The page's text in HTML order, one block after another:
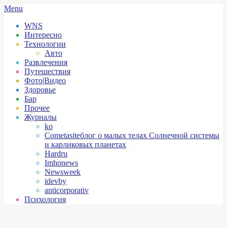
Skip
content
Secondary
Menu
Menu
WNS
Интересно
Технологии
Авто
Развлечения
Путешествия
Фото|Видео
Здоровье
Бар
Прочее
Журналы
ko
Cometasiteблог о малых телах Солнечной системы
и карликовых планетах
Hardru
Imhonews
Newsweek
idevby
anticorporativ
Психология